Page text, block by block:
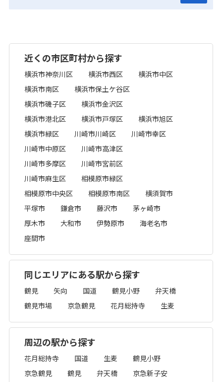
近くの市区町村から探す
横浜市神奈川区 横浜市西区
横浜市中区
横浜市南区
横浜市保土ケ谷区
横浜市磯子区
横浜市金沢区
横浜市港北区
横浜市戸塚区
横浜市旭区
横浜市緑区
川崎市川崎区
川崎市幸区
川崎市中原区
川崎市高津区
川崎市多摩区
川崎市宮前区
川崎市麻生区
相模原市緑区
相模原市中央区
相模原市南区
横須賀市
平塚市
鎌倉市 藤沢市
茅ヶ崎市
厚木市
大和市 伊勢原市
海老名市
座間市
同じエリアにある駅から探す
鶴見 矢向 国道 鶴見小野
弁天橋
鶴見市場
京急鶴見 花月総持寺 生麦
周辺の駅から探す
花月総持寺 国道 生麦
鶴見小野
京急鶴見
鶴見 弁天橋
京急新子安